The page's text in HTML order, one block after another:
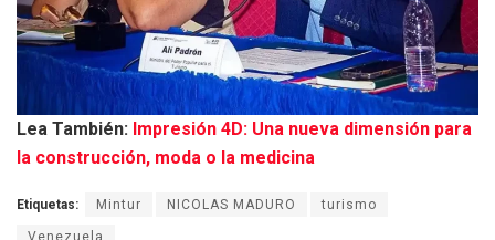
Lea También: Impresión 4D: Una nueva dimensión para
la construcción, moda o la medicina
Etiquetas: Mintur NICOLAS MADURO turismo
Venezuela